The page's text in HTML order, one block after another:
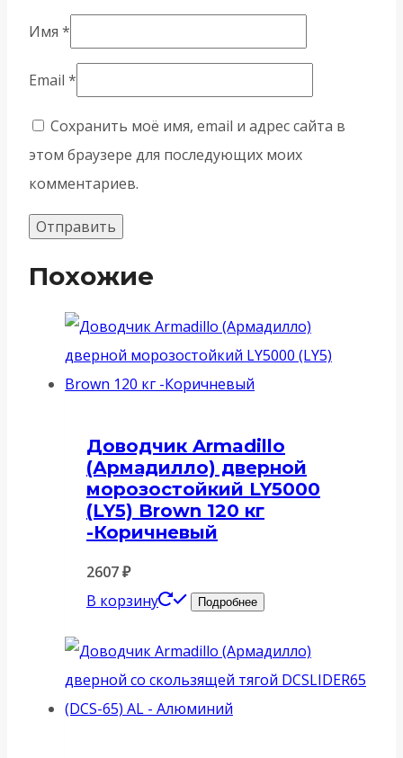
Имя *
Email *
Сохранить моё имя, email и адрес сайта в
этом браузере для последующих моих
комментариев.
Похожие
Доводчик Armadillo
(Армадилло) дверной
морозостойкий LY5000
(LY5) Brown 120 кг
-Коричневый
2607₽
В корзину
Подробнее